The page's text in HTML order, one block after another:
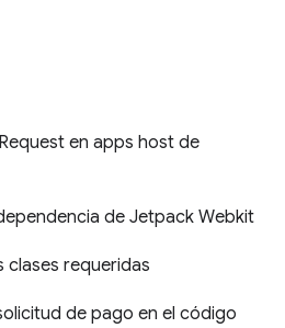
en apps host de
de Jetpack Webkit
clases requeridas
de pago en el código